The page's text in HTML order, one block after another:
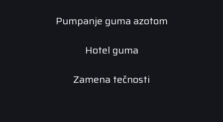
Pumpanje guma azotom
Hotel guma
Zamena tečnosti